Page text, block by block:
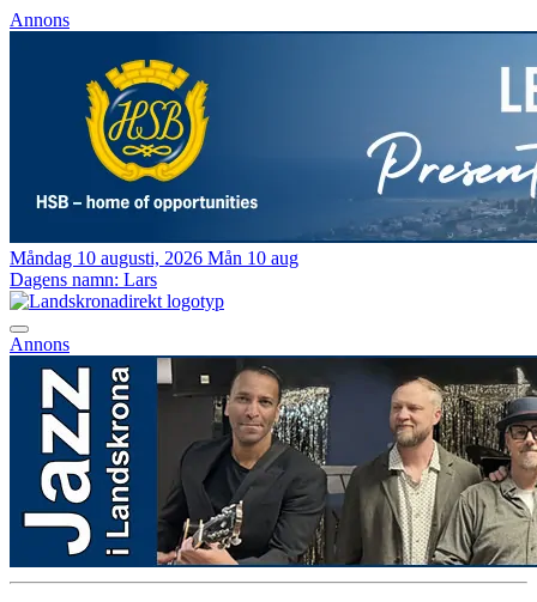
Annons
Måndag 10 augusti, 2026 Mån 10 aug
Dagens namn: Lars
Annons